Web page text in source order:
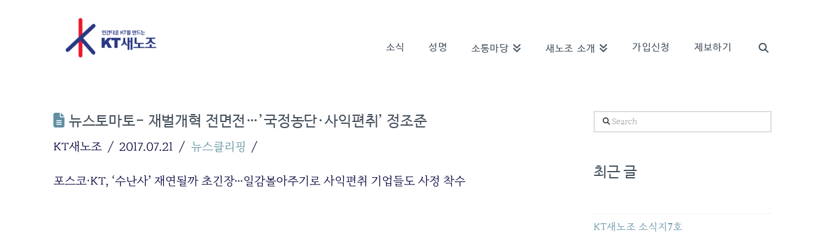
소식 성명 소통마당 새노조 소개 가입신청 제보하기
뉴스토마토- 재벌개혁 전면전…’국정농단·사익편취’ 정조준
KT새노조 2017.07.21 뉴스클리핑
포스코·KT, ‘수난사’ 재연될까 초긴장…일감몰아주기로 사익편취 기업들도 사정 착수
Search
최근 글
KT새노조 소식지7호